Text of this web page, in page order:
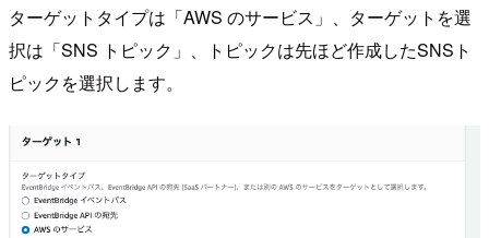
ターゲットタイプは「AWS のサービス」、ターゲットを選
択は「SNS トピック」、トピックは先ほど作成したSNSト
ピックを選択します。